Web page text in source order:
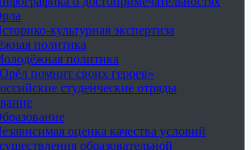
культурная экспертиза
политика
политика
помнит своих героев»
студенческие отряды
оценка качества условий
образовательной